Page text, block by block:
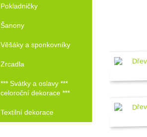
Pokladničky
Šanony
Věšáky a sponkovníky
Zrcadla
*** Svátky a oslavy ***
celoroční dekorace ***
Textilní dekorace